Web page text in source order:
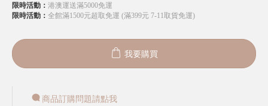
限時活動： 港澳運送滿5000免運
限時活動： 全館滿1500元超取免運 (滿399元 7-11取貨免運)
我要購買
商品訂購問題請點我